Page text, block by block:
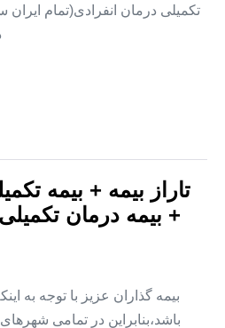
تکمیلی درمان انفرادی(تمام
تاراز بیمه + بیمه
+ بیمه درمان
بیمه گذاران عزیز با توجه به
باشد،بنابراین در تمامی